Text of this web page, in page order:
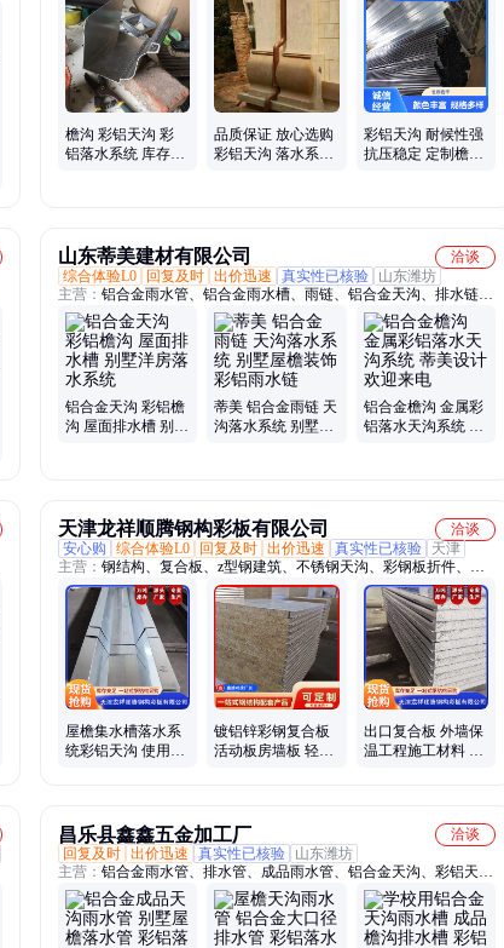
檐沟 彩铝天沟 彩
铝落水系统 库存现
品质保证 放心选购
彩铝天沟 落水系统
彩铝天沟 耐候性强
抗压稳定 定制檐沟
山东蒂美建材有限公司
洽谈
综合体验L0
回复及时 出价迅速 真实性已核验
山东潍坊
主营： 铝合金雨水管、铝合金雨水槽、雨链、铝合金天沟、排水链、
烟囱帽
铝合金天沟 彩铝檐
沟 屋面排水槽 别墅
蒂美 铝合金雨链 天
沟落水系统 别墅屋
铝合金檐沟 金属彩
铝落水天沟系统 蒂
天津龙祥顺腾钢构彩板有限公司
洽谈
安心购
综合体验L0 回复及时 出价迅速 真实性已核验
天津
主营： 钢结构、复合板、z型钢建筑、不锈钢天沟、彩钢板折件、建
筑装饰材料
屋檐集水槽落水系
统彩铝天沟 使用时
镀铝锌彩钢复合板
活动板房墙板 轻质
出口复合板 外墙保
温工程施工材料 现
昌乐县鑫鑫五金加工厂
洽谈
回复及时 出价迅速 真实性已核验
山东潍坊
主营： 铝合金雨水管、排水管、成品雨水管、铝合金天沟、彩铝天
沟、天沟雨水管、纯铜天沟、Pvc天沟、金属烟囱帽、雨水链、虹吸
雨水斗、阳光房弯头、纯铜雨水管、Pvc雨水管、雨链